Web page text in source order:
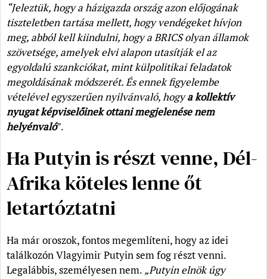
“Jeleztük, hogy a házigazda ország azon előjogának
tiszteletben tartása mellett, hogy vendégeket hívjon
meg, abból kell kiindulni, hogy a BRICS olyan államok
szövetsége, amelyek elvi alapon utasítják el az
egyoldalú szankciókat, mint külpolitikai feladatok
megoldásának módszerét. És ennek figyelembe
vételével egyszerűen nyilvánvaló, hogya kollektív
nyugat képviselőinek ottani megjelenése nem
helyénvaló”.
Ha Putyin is részt venne, Dél-
Afrika köteles lenne őt
letartóztatni
Ha már oroszok, fontos megemlíteni, hogy az idei
találkozón Vlagyimir Putyin sem fog részt venni.
Legalábbis, személyesen nem. „Putyin elnök úgy